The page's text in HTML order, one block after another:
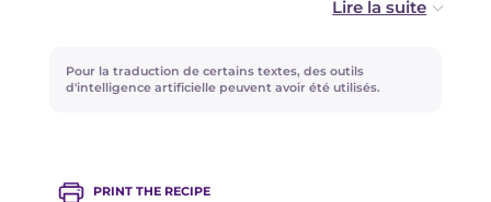
réaliser de délicieux
Biscuits au café !
Pour la traduction de certains textes, des outils
d'intelligence artificielle peuvent avoir été utilisés.
PRINT THE RECIPE